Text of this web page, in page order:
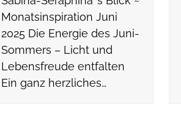
Monatsinspiration Juni
2025 Die Energie des Juni-
Sommers – Licht und
Lebensfreude entfalten
Ein ganz herzliches…